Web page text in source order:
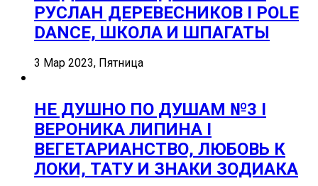
РУСЛАН ДЕРЕВЕСНИКОВ I POLE
DANCE, ШКОЛА И ШПАГАТЫ
3 Мар 2023, Пятница
НЕ ДУШНО ПО ДУШАМ №3 I
ВЕРОНИКА ЛИПИНА I
ВЕГЕТАРИАНСТВО, ЛЮБОВЬ К
ЛОКИ, ТАТУ И ЗНАКИ ЗОДИАКА